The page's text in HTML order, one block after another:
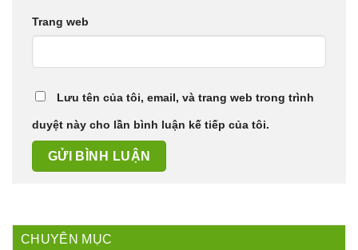
Trang web
Lưu tên của tôi, email, và trang web trong trình
duyệt này cho lần bình luận kế tiếp của tôi.
CHUYÊN MỤC